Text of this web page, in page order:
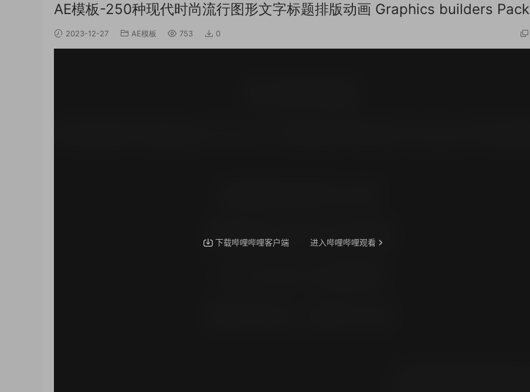
AE模板-250种现代时尚流行图形文字标题排版动画 Graphics builders Pack
2023-12-27 AE模板 753 0